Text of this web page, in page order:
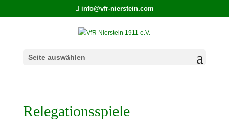
info@vfr-nierstein.com
Seite auswählen
Relegationsspiele